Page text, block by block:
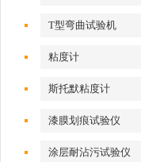
T型弯曲试验机
粘度计
斯托默粘度计
漆膜划痕试验仪
涂层耐沾污试验仪